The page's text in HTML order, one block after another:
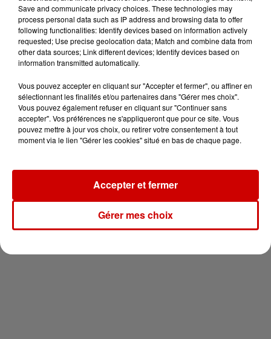
Destination Vacances - Gagnez
votre séjour en famille au cœur
de la...
Destination Vacances : inscrivez-
vous !
Newsletter
Save and communicate privacy choices. These technologies may
process personal data such as IP address and browsing data to offer
following functionalities: Identify devices based on information actively
requested; Use precise geolocation data; Match and combine data from
other data sources; Link different devices; Identify devices based on
information transmitted automatically.
Vous pouvez accepter en cliquant sur "Accepter et fermer", ou affiner en
sélectionnant les finalités et/ou partenaires dans "Gérer mes choix".
Vous pouvez également refuser en cliquant sur "Continuer sans
accepter". Vos préférences ne s'appliqueront que pour ce site. Vous
pouvez mettre à jour vos choix, ou retirer votre consentement à tout
moment via le lien "Gérer les cookies" situé en bas de chaque page.
Gérer mes choix
Accepter et fermer